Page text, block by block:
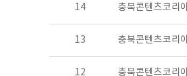
14 충북콘텐츠코리
13 충북콘텐츠코리
12 충북콘텐츠코리